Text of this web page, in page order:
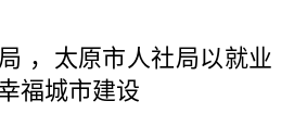
，太原市人社局以就业
福城市建设